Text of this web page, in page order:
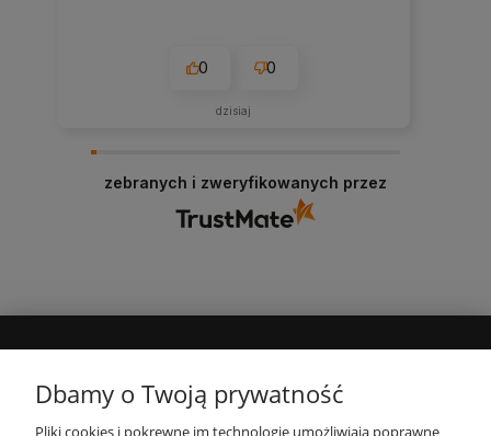
0 0
dzisiaj
zebranych i zweryfikowanych przez
Dbamy o Twoją prywatność
Pliki cookies i pokrewne im technologie umożliwiają poprawne